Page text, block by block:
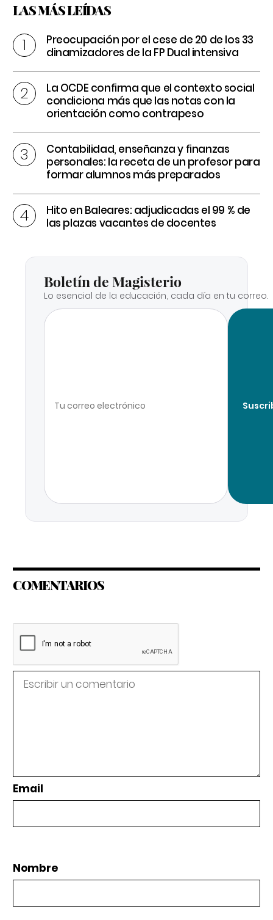
LAS MÁS LEÍDAS
Preocupación por el cese de 20 de los 33
dinamizadores de la FP Dual intensiva
La OCDE confirma que el contexto social
condiciona más que las notas con la
orientación como contrapeso
Contabilidad, enseñanza y finanzas
personales: la receta de un profesor para
formar alumnos más preparados
Hito en Baleares: adjudicadas el 99 % de
las plazas vacantes de docentes
Boletín de Magisterio
Lo esencial de la educación, cada día en tu correo.
COMENTARIOS
Email
Nombre